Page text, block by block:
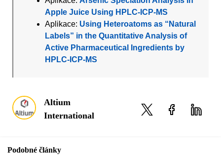
Apple Juice Using HPLC-ICP-MS
Aplikace: Using Heteroatoms as “Natural
Labels” in the Quantitative Analysis of
Active Pharmaceutical Ingredients by
HPLC-ICP-MS
Altium
International
Podobné články